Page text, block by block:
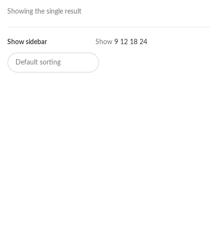
Showing the single result
Show sidebar Show 9 12 18 24